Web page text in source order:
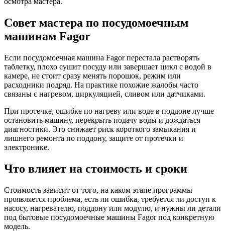
Совет мастера по посудомоечным
машинам Fagor
Если посудомоечная машина Fagor перестала растворять
таблетку, плохо сушит посуду или завершает цикл с водой в
камере, не стоит сразу менять порошок, режим или
расходники подряд. На практике похожие жалобы часто
связаны с нагревом, циркуляцией, сливом или датчиками.
При протечке, ошибке по нагреву или воде в поддоне лучше
остановить машину, перекрыть подачу воды и дождаться
диагностики. Это снижает риск короткого замыкания и
лишнего ремонта по поддону, защите от протечки и
электронике.
Что влияет на стоимость и сроки
Стоимость зависит от того, на каком этапе программы
проявляется проблема, есть ли ошибка, требуется ли доступ к
насосу, нагревателю, поддону или модулю, и нужны ли детали
под бытовые посудомоечные машины Fagor под конкретную
модель.